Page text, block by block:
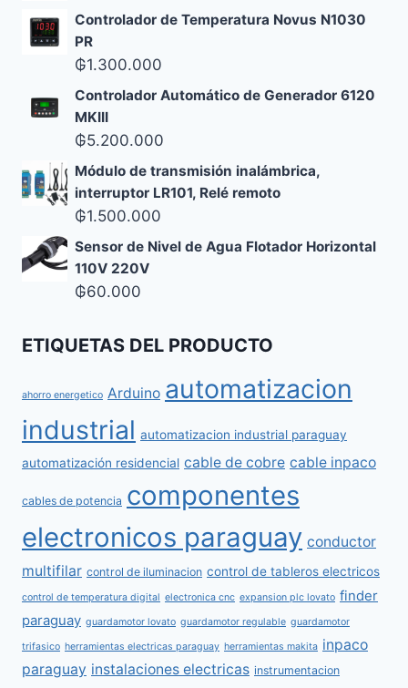
Controlador de Temperatura Novus N1030
PR
₲1.300.000
Controlador Automático de Generador 6120
MKIII
₲5.200.000
Módulo de transmisión inalámbrica,
interruptor LR101, Relé remoto
₲1.500.000
Sensor de Nivel de Agua Flotador Horizontal
110V 220V
₲60.000
ETIQUETAS DEL PRODUCTO
ahorro energetico Arduino automatizacion
industrial automatizacion industrial paraguay
automatización residencial cable de cobre cable inpaco
cables de potencia componentes
electronicos paraguay conductor
multifilar control de iluminacion control de tableros electricos
control de temperatura digital electronica cnc expansion plc lovato finder
paraguay guardamotor lovato guardamotor regulable guardamotor
trifasico herramientas electricas paraguay herramientas makita inpaco
paraguay instalaciones electricas instrumentacion